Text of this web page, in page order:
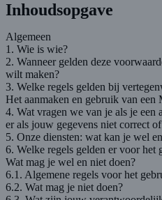
Inhoudsopgave
Algemeen
1. Wie is wie?
2. Wanneer gelden deze
wilt maken?
3. Welke regels gelden bij
Het aanmaken en gebruik van een
4. Wat vragen we van je als je een
er als jouw gegevens niet correct
5. Onze diensten: wat kan je wel
6. Welke regels gelden er voor
Wat mag je wel en niet doen?
6.1. Algemene regels voor het
6.2. Wat mag je niet doen?